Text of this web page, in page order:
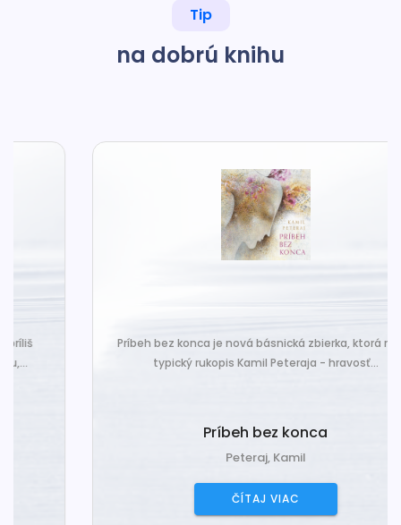
Tip
na dobrú knihu
Príbeh bez konca je nová básnická zbierka, ktorá nesie
typický rukopis Kamil Peteraja - hravosť...
Príbeh bez konca
Peteraj, Kamil
ČÍTAJ VIAC